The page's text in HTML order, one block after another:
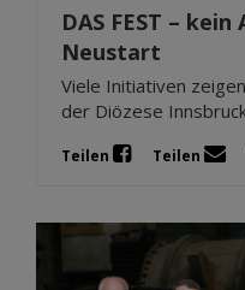
DAS FEST –
Neustart
Viele Initiativen
der Diözese
Teilen Teilen